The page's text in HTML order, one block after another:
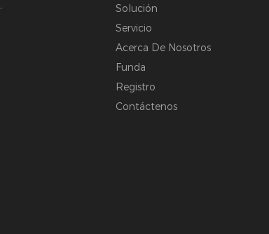
Solución
Servicio
Acerca De Nosotros
Funda
Registro
Contáctenos